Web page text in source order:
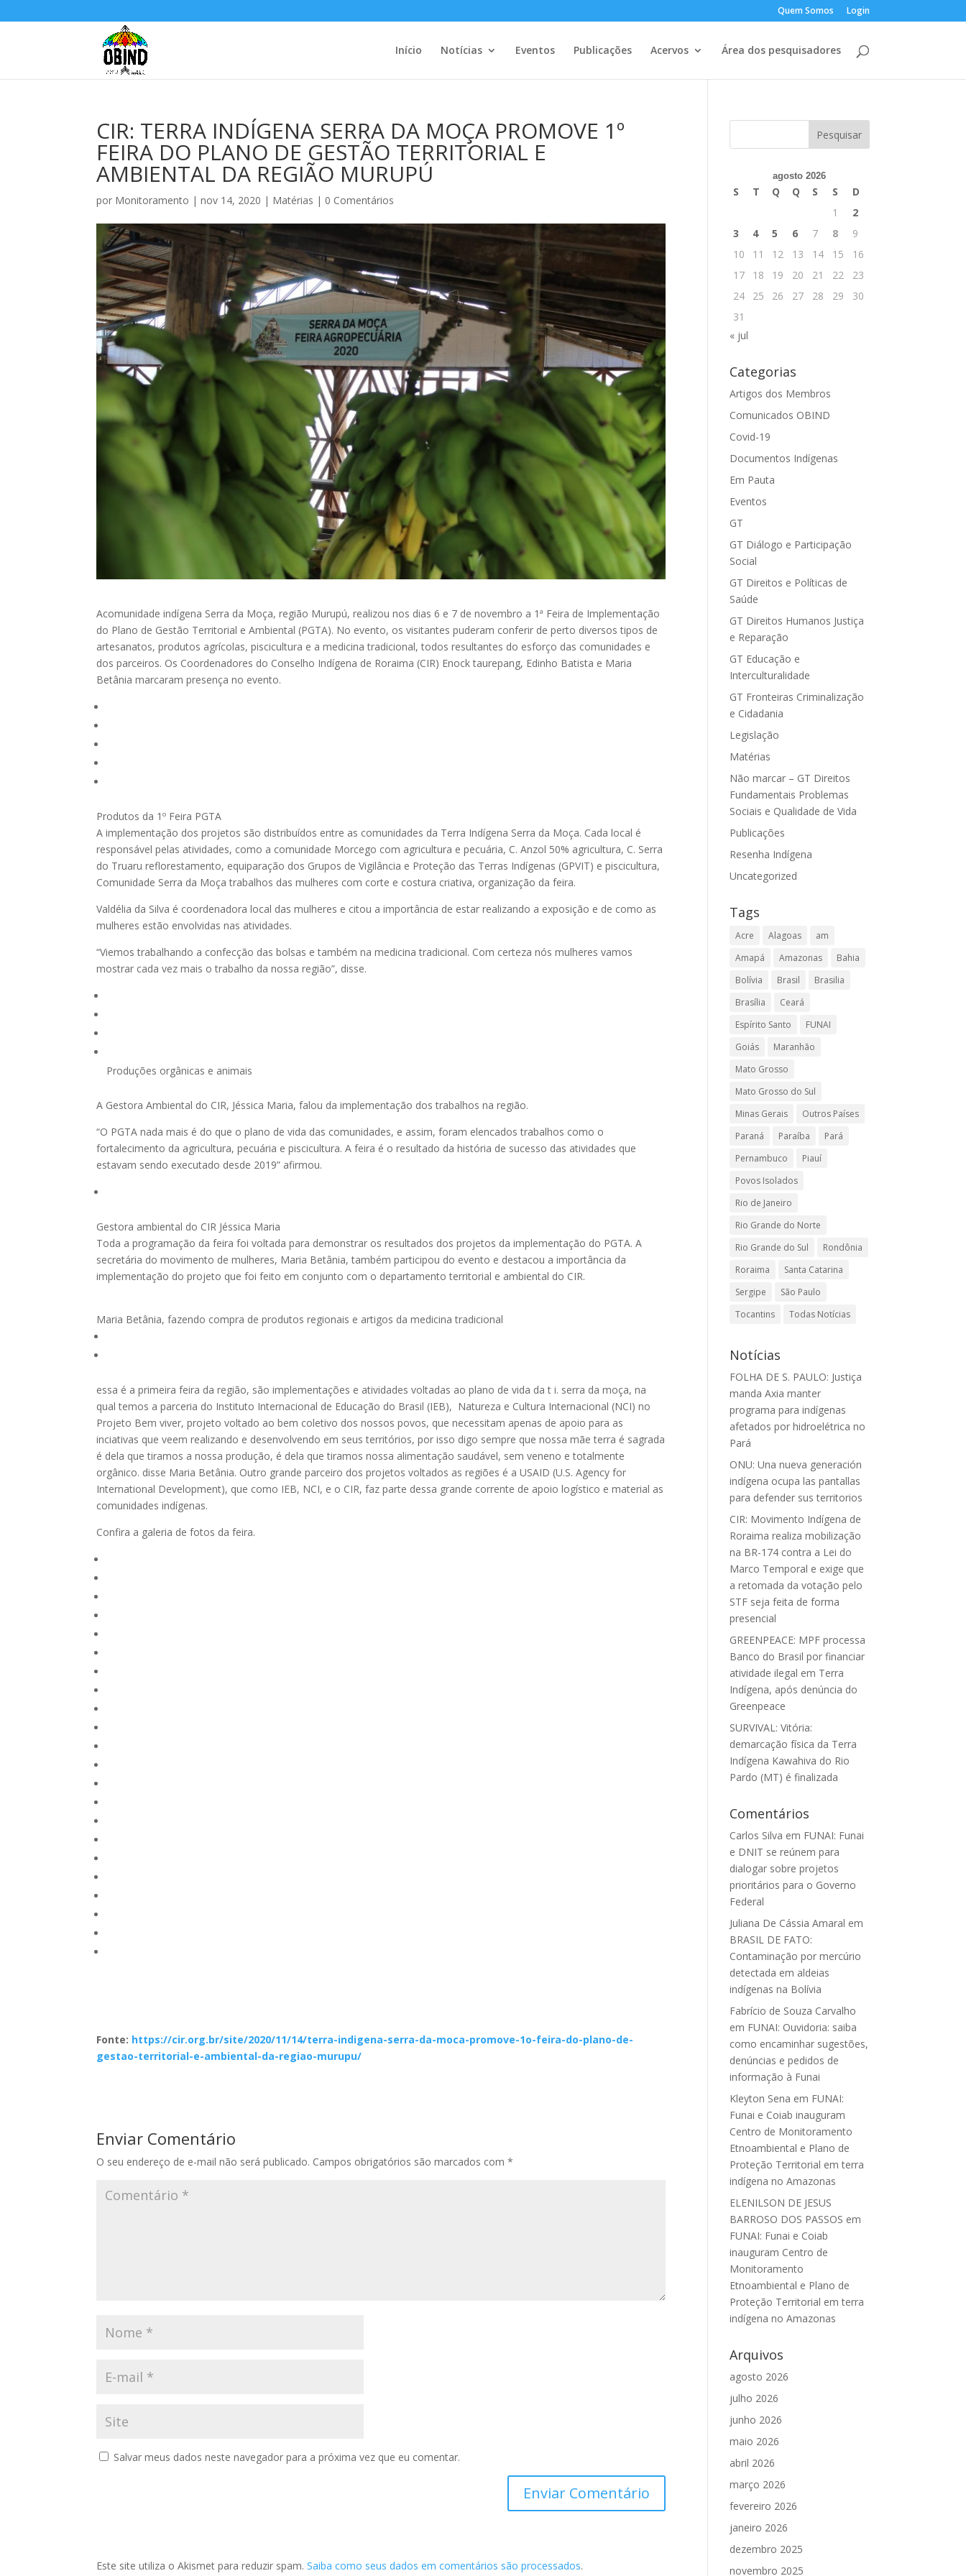
Quem Somos Login
Início Notícias Eventos Publicações Acervos Área dos pesquisadores
CIR: TERRA INDÍGENA SERRA DA MOÇA PROMOVE 1º
FEIRA DO PLANO DE GESTÃO TERRITORIAL E
AMBIENTAL DA REGIÃO MURUPÚ
por Monitoramento |nov 14, 2020 | Matérias | 0 Comentários
Acomunidade indígena Serra da Moça, região Murupú, realizou nos dias 6 e 7 de novembro a 1ª Feira de Implementação
do Plano de Gestão Territorial e Ambiental (PGTA). No evento, os visitantes puderam conferir de perto diversos tipos de
artesanatos, produtos agrícolas, piscicultura e a medicina tradicional, todos resultantes do esforço das comunidades e
dos parceiros. Os Coordenadores do Conselho Indígena de Roraima (CIR) Enock taurepang, Edinho Batista e Maria
Betânia marcaram presença no evento.
Produtos da 1º Feira PGTA
A implementação dos projetos são distribuídos entre as comunidades da Terra Indígena Serra da Moça. Cada local é
responsável pelas atividades, como a comunidade Morcego com agricultura e pecuária, C. Anzol 50% agricultura, C. Serra
do Truaru reflorestamento, equiparação dos Grupos de Vigilância e Proteção das Terras Indígenas (GPVIT) e piscicultura,
Comunidade Serra da Moça trabalhos das mulheres com corte e costura criativa, organização da feira.
Valdélia da Silva é coordenadora local das mulheres e citou a importância de estar realizando a exposição e de como as
mulheres estão envolvidas nas atividades.
“Viemos trabalhando a confecção das bolsas e também na medicina tradicional. Com certeza nós mulheres vamos
mostrar cada vez mais o trabalho da nossa região”, disse.
Produções orgânicas e animais
A Gestora Ambiental do CIR, Jéssica Maria, falou da implementação dos trabalhos na região.
“O PGTA nada mais é do que o plano de vida das comunidades, e assim, foram elencados trabalhos como o
fortalecimento da agricultura, pecuária e piscicultura. A feira é o resultado da história de sucesso das atividades que
estavam sendo executado desde 2019” afirmou.
Gestora ambiental do CIR Jéssica Maria
Toda a programação da feira foi voltada para demonstrar os resultados dos projetos da implementação do PGTA. A
secretária do movimento de mulheres, Maria Betânia, também participou do evento e destacou a importância da
implementação do projeto que foi feito em conjunto com o departamento territorial e ambiental do CIR.
Maria Betânia, fazendo compra de produtos regionais e artigos da medicina tradicional
essa é a primeira feira da região, são implementações e atividades voltadas ao plano de vida da t i. serra da moça, na
qual temos a parceria do Instituto Internacional de Educação do Brasil (IEB), Natureza e Cultura Internacional (NCI) no
Projeto Bem viver, projeto voltado ao bem coletivo dos nossos povos, que necessitam apenas de apoio para as
inciativas que veem realizando e desenvolvendo em seus territórios, por isso digo sempre que nossa mãe terra é sagrada
é dela que tiramos a nossa produção, é dela que tiramos nossa alimentação saudável, sem veneno e totalmente
orgânico. disse Maria Betânia. Outro grande parceiro dos projetos voltados as regiões é a USAID (U.S. Agency for
International Development), que como IEB, NCI, e o CIR, faz parte dessa grande corrente de apoio logístico e material as
comunidades indígenas.
Confira a galeria de fotos da feira.
Fonte: https://cir.org.br/site/2020/11/14/terra-indigena-serra-da-moca-promove-1o-feira-do-plano-de-
gestao-territorial-e-ambiental-da-regiao-murupu/
Enviar Comentário
O seu endereço de e-mail não será publicado. Campos obrigatórios são marcados com*
Salvar meus dados neste navegador para a próxima vez que eu comentar.
Este site utiliza o Akismet para reduzir spam.Saiba como seus dados em comentários são processados.
agosto 2026
S T Q Q S S
D
1
2
3
4 5 6 7 8
9
10
11 12 13 14 15
16
17
18 19 20 21 22
23
24
25 26 27 28 29
30
31
« jul
Categorias
Artigos dos Membros
Comunicados OBIND
Covid-19
Documentos Indígenas
Em Pauta
Eventos
GT
GT Diálogo e Participação
Social
GT Direitos e Políticas de
Saúde
GT Direitos Humanos Justiça
e Reparação
GT Educação e
Interculturalidade
GT Fronteiras Criminalização
e Cidadania
Legislação
Matérias
Não marcar – GT Direitos
Fundamentais Problemas
Sociais e Qualidade de Vida
Publicações
Resenha Indígena
Uncategorized
Tags
Acre Alagoas
am
Amapá
Amazonas
Bahia
Bolívia
Brasil
Brasilia
Brasília
Ceará
Espírito Santo
FUNAI
Goiás
Maranhão
Mato Grosso
Mato Grosso do Sul
Minas Gerais
Outros Países
Paraná
Paraíba
Pará
Pernambuco
Piauí
Povos Isolados
Rio de Janeiro
Rio Grande do Norte
Rio Grande do Sul
Rondônia
Roraima
Santa Catarina
Sergipe
São Paulo
Tocantins
Todas Notícias
Notícias
FOLHA DE S. PAULO: Justiça
manda Axia manter
programa para indígenas
afetados por hidroelétrica no
Pará
ONU: Una nueva generación
indígena ocupa las pantallas
para defender sus territorios
CIR: Movimento Indígena de
Roraima realiza mobilização
na BR-174 contra a Lei do
Marco Temporal e exige que
a retomada da votação pelo
STF seja feita de forma
presencial
GREENPEACE: MPF processa
Banco do Brasil por financiar
atividade ilegal em Terra
Indígena, após denúncia do
Greenpeace
SURVIVAL: Vitória:
demarcação física da Terra
Indígena Kawahiva do Rio
Pardo (MT) é finalizada
Comentários
Carlos Silva em FUNAI: Funai
e DNIT se reúnem para
dialogar sobre projetos
prioritários para o Governo
Federal
Juliana De Cássia Amaral em
BRASIL DE FATO:
Contaminação por mercúrio
detectada em aldeias
indígenas na Bolívia
Fabrício de Souza Carvalho
em FUNAI: Ouvidoria: saiba
como encaminhar sugestões,
denúncias e pedidos de
informação à Funai
Kleyton Sena em FUNAI:
Funai e Coiab inauguram
Centro de Monitoramento
Etnoambiental e Plano de
Proteção Territorial em terra
indígena no Amazonas
ELENILSON DE JESUS
BARROSO DOS PASSOS em
FUNAI: Funai e Coiab
inauguram Centro de
Monitoramento
Etnoambiental e Plano de
Proteção Territorial em terra
indígena no Amazonas
Arquivos
agosto 2026
julho 2026
junho 2026
maio 2026
abril 2026
março 2026
fevereiro 2026
janeiro 2026
dezembro 2025
novembro 2025